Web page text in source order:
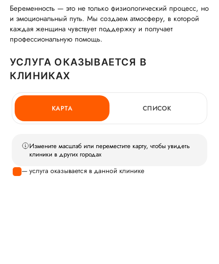
Беременность — это не только физиологический процесс, но
и эмоциональный путь. Мы создаем атмосферу, в которой
каждая женщина чувствует поддержку и получает
профессиональную помощь.
УСЛУГА ОКАЗЫВАЕТСЯ В
КЛИНИКАХ
КАРТА СПИСОК
Измените масштаб или переместите карту, чтобы увидеть
клиники в других городах
— услуга оказывается в данной клинике